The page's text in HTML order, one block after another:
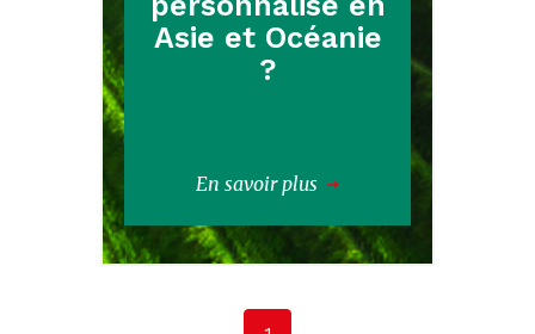
Asie et Océanie
?
En savoir plus